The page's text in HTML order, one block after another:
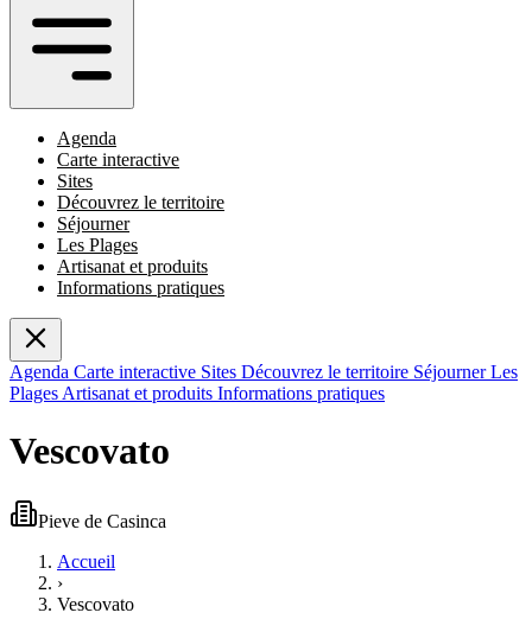
Agenda
Carte interactive
Sites
Découvrez le territoire
Séjourner
Les Plages
Artisanat et produits
Informations pratiques
Agenda Carte interactive Sites Découvrez le territoire SéjournerLes
Plages Artisanat et produits Informations pratiques
Vescovato
Pieve de Casinca
Accueil
›
Vescovato